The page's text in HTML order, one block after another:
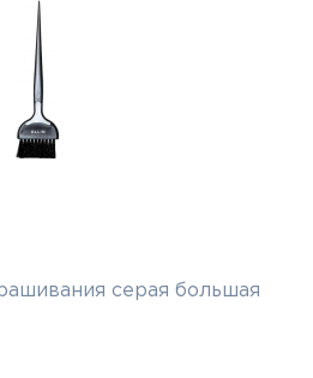
серая большая